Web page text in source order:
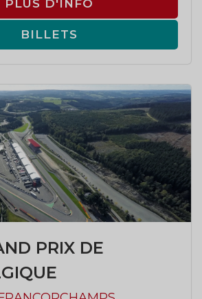
PLUS D'INFO
BILLETS
PRIX DE